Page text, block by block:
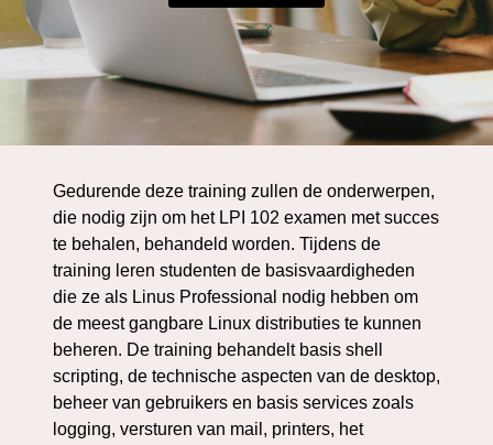
Gedurende deze training zullen de onderwerpen,
die nodig zijn om het LPI 102 examen met succes
te behalen, behandeld worden. Tijdens de
training leren studenten de basisvaardigheden
die ze als Linus Professional nodig hebben om
de meest gangbare Linux distributies te kunnen
beheren. De training behandelt basis shell
scripting, de technische aspecten van de desktop,
beheer van gebruikers en basis services zoals
logging, versturen van mail, printers, het